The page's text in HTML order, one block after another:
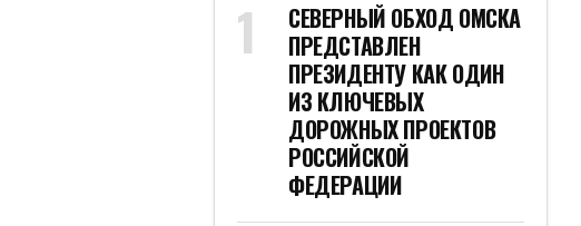
СЕВЕРНЫЙ ОБХОД ОМСКА
ПРЕДСТАВЛЕН
ПРЕЗИДЕНТУ КАК ОДИН
ИЗ КЛЮЧЕВЫХ
ДОРОЖНЫХ ПРОЕКТОВ
РОССИЙСКОЙ
ФЕДЕРАЦИИ